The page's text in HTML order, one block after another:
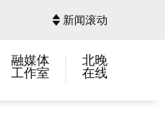
新闻滚动
融媒体
工作室
北晚
在线